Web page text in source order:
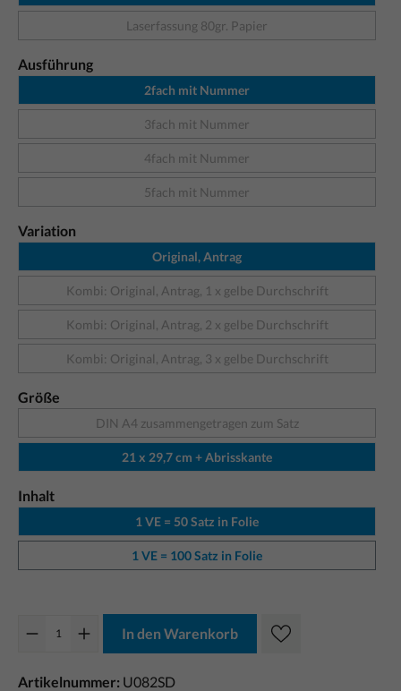
Laserfassung 80gr. Papier
Ausführung
2fach mit Nummer
3fach mit Nummer
4fach mit Nummer
5fach mit Nummer
Variation
Original, Antrag
Kombi: Original, Antrag, 1 x gelbe Durchschrift
Kombi: Original, Antrag, 2 x gelbe Durchschrift
Kombi: Original, Antrag, 3 x gelbe Durchschrift
Größe
DIN A4 zusammengetragen zum Satz
21 x 29,7 cm + Abrisskante
Inhalt
1 VE = 50 Satz in Folie
1 VE = 100 Satz in Folie
In den Warenkorb
Artikelnummer: U082SD